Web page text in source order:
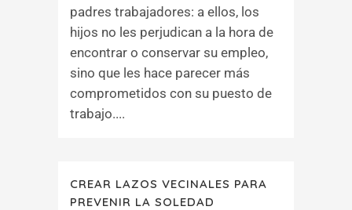
padres trabajadores: a ellos, los
hijos no les perjudican a la hora de
encontrar o conservar su empleo,
sino que les hace parecer más
comprometidos con su puesto de
trabajo....
CREAR LAZOS VECINALES PARA
PREVENIR LA SOLEDAD